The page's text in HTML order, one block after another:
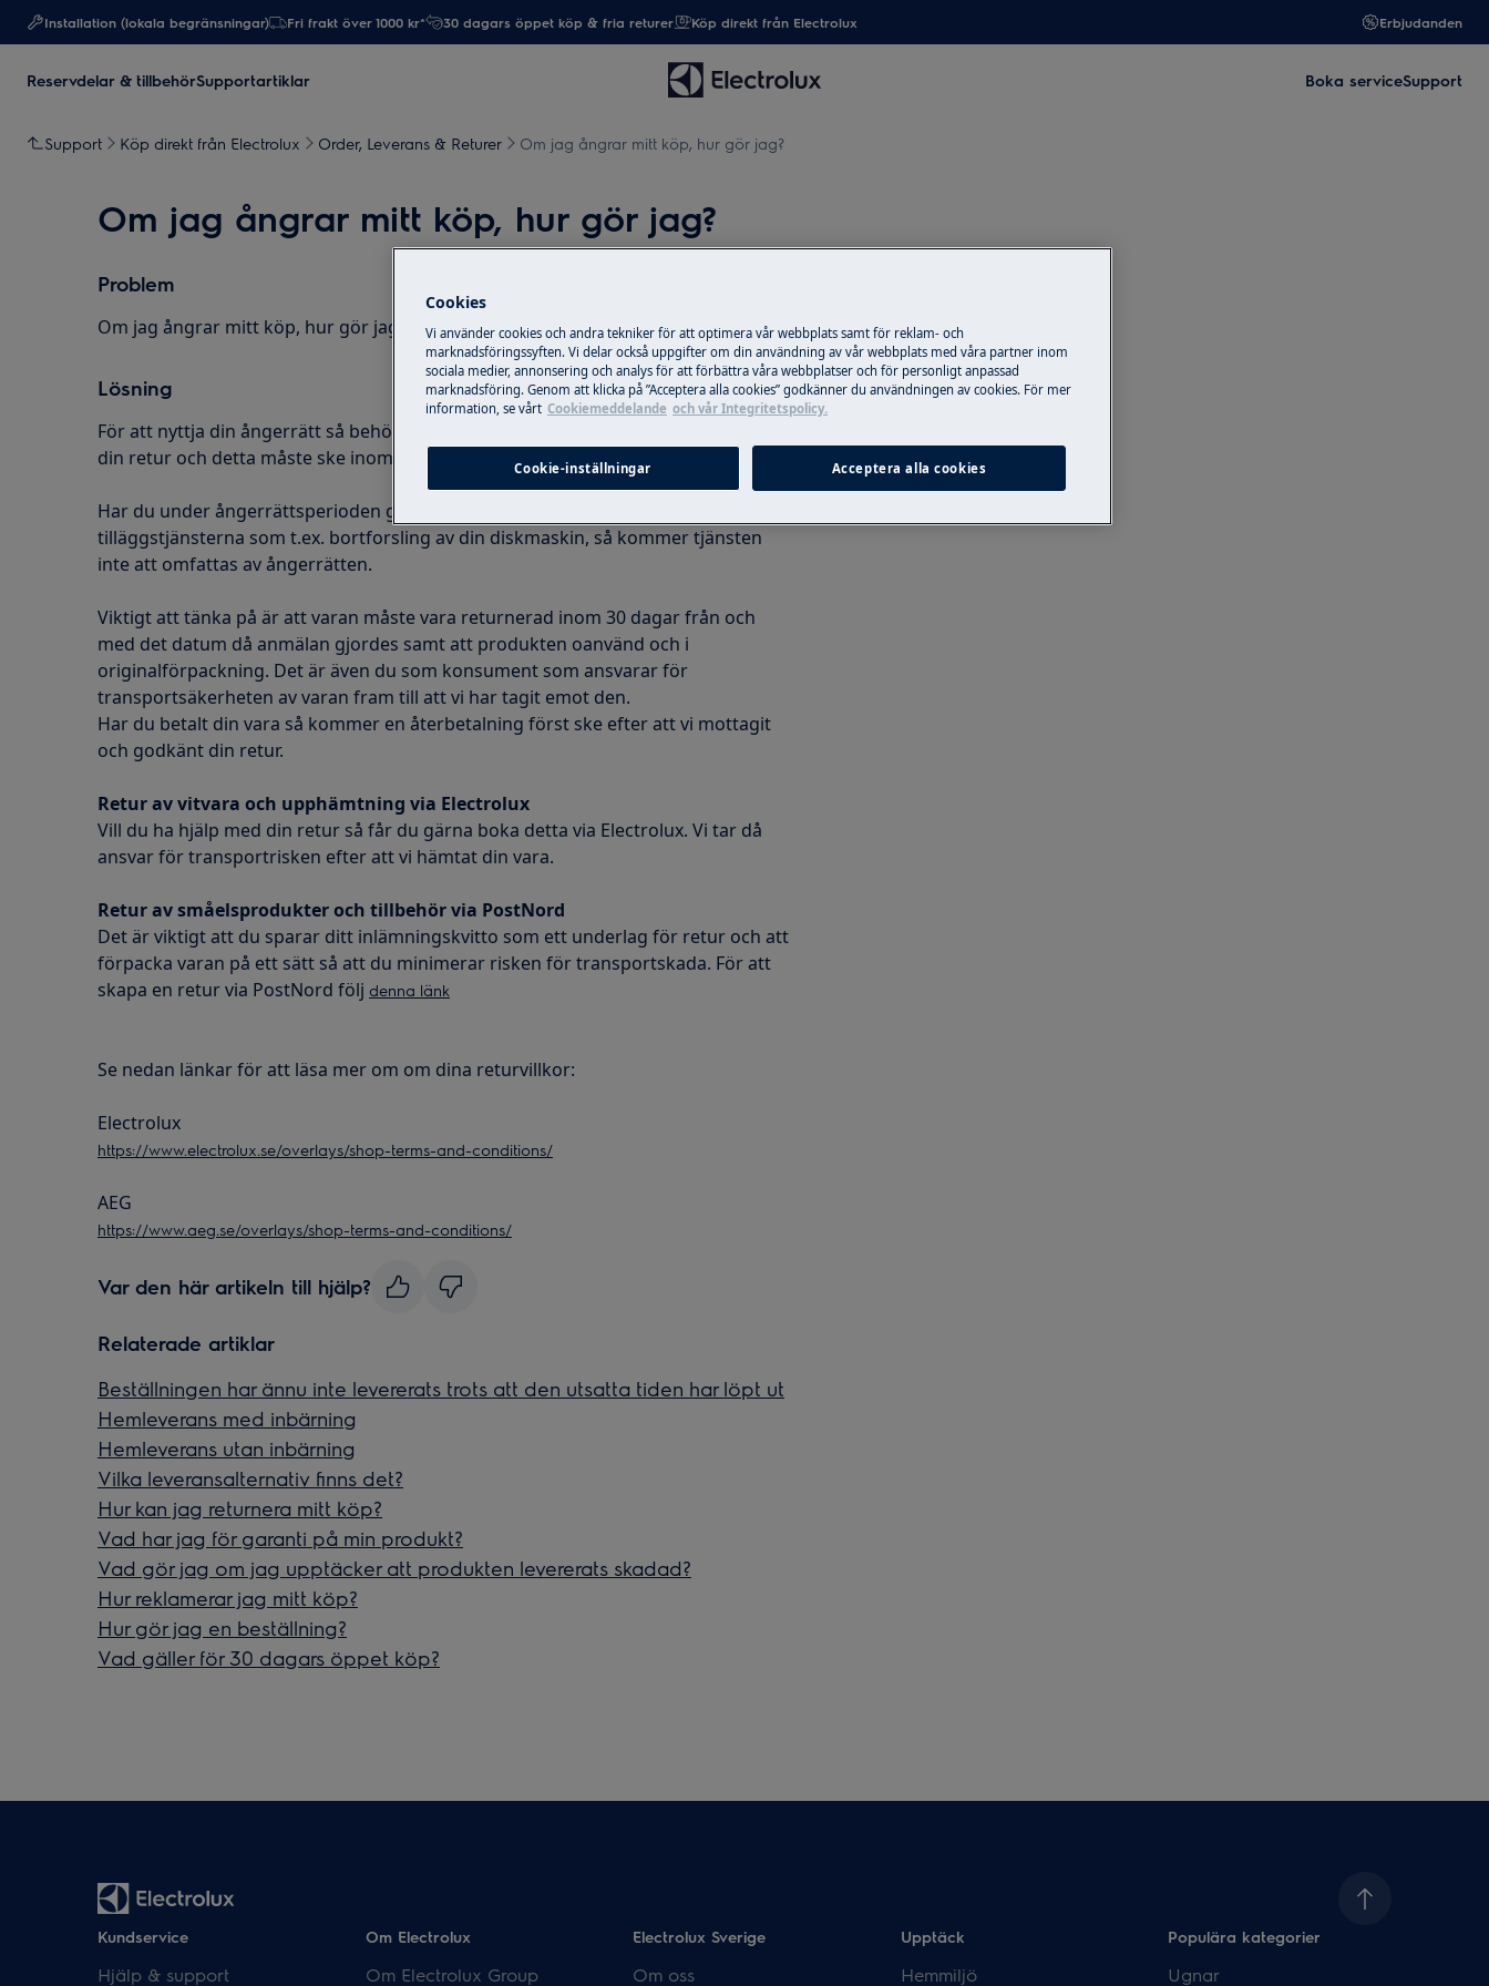
Installation (lokala begränsningar) Fri frakt över 1000 kr* 30 dagars öppet köp & fria returer Köp direkt från Electrolux Erbjudanden
Reservdelar & tillbehörSupportartiklar Boka serviceSupport
Support Köp direkt från Electrolux Order, Leverans & Returer Om jag ångrar mitt köp, hur gör jag?
Om jag ångrar mitt köp, hur gör jag?
Problem
Om jag ångrar mitt köp, hur gör jag?
Lösning
För att nyttja din ångerrätt så behöver du först kontakta oss/Electrolux angående
din retur och detta måste ske inom 30 dagar från att du har mottagit din vara.
Har du under ångerrättsperioden godkänt och använt dig utav någon av
tilläggstjänsterna som t.ex. bortforsling av din diskmaskin, så kommer tjänsten
inte att omfattas av ångerrätten.
Viktigt att tänka på är att varan måste vara returnerad inom 30 dagar från och
med det datum då anmälan gjordes samt att produkten oanvänd och i
originalförpackning. Det är även du som konsument som ansvarar för
transportsäkerheten av varan fram till att vi har tagit emot den.
Har du betalt din vara så kommer en återbetalning först ske efter att vi mottagit
och godkänt din retur.
Retur av vitvara och upphämtning via Electrolux
Vill du ha hjälp med din retur så får du gärna boka detta via Electrolux. Vi tar då
ansvar för transportrisken efter att vi hämtat din vara.
Retur av småelsprodukter och tillbehör via PostNord
Det är viktigt att du sparar ditt inlämningskvitto som ett underlag för retur och att
förpacka varan på ett sätt så att du minimerar risken för transportskada. För att
skapa en retur via PostNord följ denna länk
Se nedan länkar för att läsa mer om om dina returvillkor:
Electrolux
https://www.electrolux.se/overlays/shop-terms-and-conditions/
AEG
https://www.aeg.se/overlays/shop-terms-and-conditions/
Var den här artikeln till hjälp?
Relaterade artiklar
Beställningen har ännu inte levererats trots att den utsatta tiden har löpt ut
Hemleverans med inbärning
Hemleverans utan inbärning
Vilka leveransalternativ finns det?
Hur kan jag returnera mitt köp?
Vad har jag för garanti på min produkt?
Vad gör jag om jag upptäcker att produkten levererats skadad?
Hur reklamerar jag mitt köp?
Hur gör jag en beställning?
Vad gäller för 30 dagars öppet köp?
Kundservice
Hjälp & support
Om Electrolux
Om Electrolux Group
Electrolux Sverige
Om oss
Upptäck
Hemmiljö
Populära kategorier
Ugnar
Cookies
Vi använder cookies och andra tekniker för att optimera vår webbplats samt för reklam- och
marknadsföringssyften. Vi delar också uppgifter om din användning av vår webbplats med våra partner inom
sociala medier, annonsering och analys för att förbättra våra webbplatser och för personligt anpassad
marknadsföring. Genom att klicka på ”Acceptera alla cookies” godkänner du användningen av cookies. För mer
information, se vårt Cookiemeddelande och vår Integritetspolicy.
Cookie-inställningar Acceptera alla cookies